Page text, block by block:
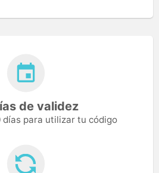
de validez
días para utilizar tu código